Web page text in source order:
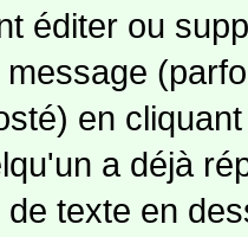
éditer ou
en
a déjà
texte en